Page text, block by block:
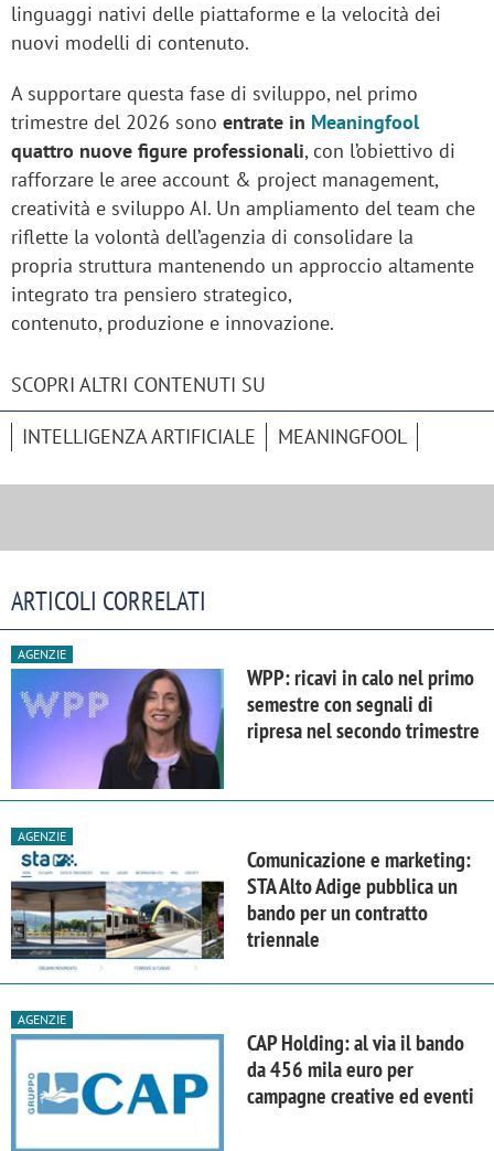
linguaggi nativi delle piattaforme e la velocità dei
nuovi modelli di contenuto.
A supportare questa fase di sviluppo, nel primo
trimestre del 2026 sono entrate in Meaningfool
quattro nuove figure professionali, con l’obiettivo di
rafforzare le aree account & project management,
creatività e sviluppo AI. Un ampliamento del team che
riflette la volontà dell’agenzia di consolidare la
propria struttura mantenendo un approccio altamente
integrato tra pensiero strategico,
contenuto, produzione e innovazione.
SCOPRI ALTRI CONTENUTI SU
INTELLIGENZA ARTIFICIALE MEANINGFOOL
ARTICOLI CORRELATI
AGENZIE
WPP: ricavi in calo nel primo
semestre con segnali di
ripresa nel secondo trimestre
AGENZIE
Comunicazione e marketing:
STA Alto Adige pubblica un
bando per un contratto
triennale
AGENZIE
CAP Holding: al via il bando
da 456 mila euro per
campagne creative ed eventi